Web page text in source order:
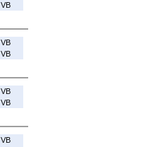
VB
VB
VB
VB
VB
VB